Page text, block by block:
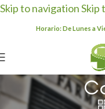
Skip to navigationSkip
Horario: De Lunes a